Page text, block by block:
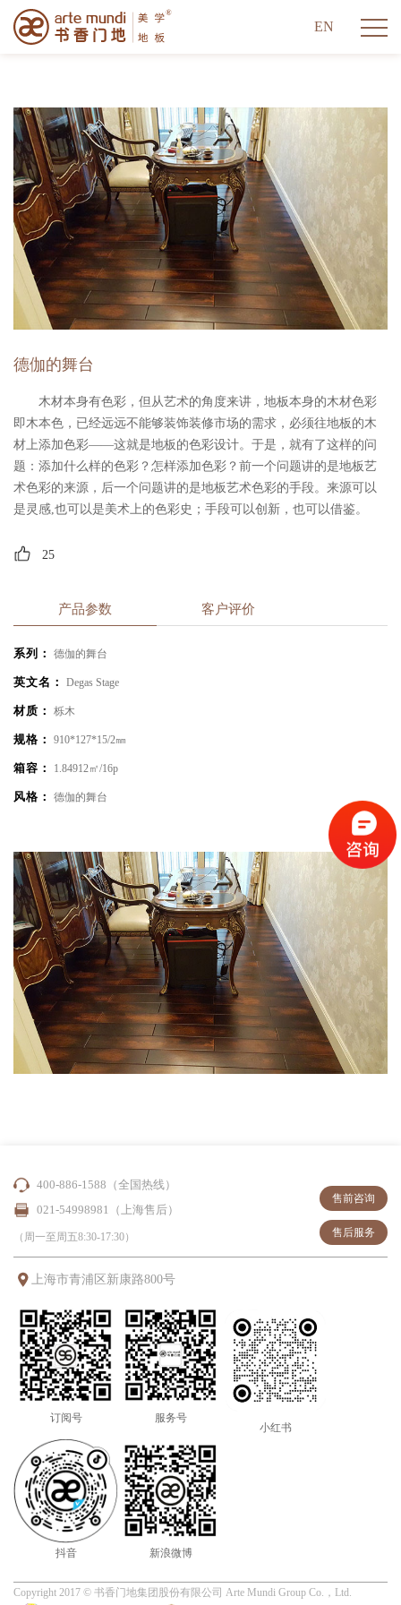
EN
德伽的舞台
木材本身有色彩，但从艺术的角度来讲，地板本身的木材色彩
即木本色，已经远远不能够装饰装修市场的需求，必须往地板的木
材上添加色彩——这就是地板的色彩设计。于是，就有了这样的问
题：添加什么样的色彩？怎样添加色彩？前一个问题讲的是地板艺
术色彩的来源，后一个问题讲的是地板艺术色彩的手段。来源可以
是灵感,也可以是美术上的色彩史；手段可以创新，也可以借鉴。
25
产品参数 客户评价
系列： 德伽的舞台
英文名： Degas Stage
材质： 栎木
规格： 910*127*15/2㎜
箱容： 1.84912㎡/16p
风格： 德伽的舞台
400-886-1588（全国热线）
021-54998981（上海售后）
（周一至周五8:30-17:30）
售前咨询
售后服务
上海市青浦区新康路800号
订阅号 服务号
小红书
抖音 新浪微博
Copyright 2017 © 书香门地集团股份有限公司 Arte Mundi Group Co.，Ltd.